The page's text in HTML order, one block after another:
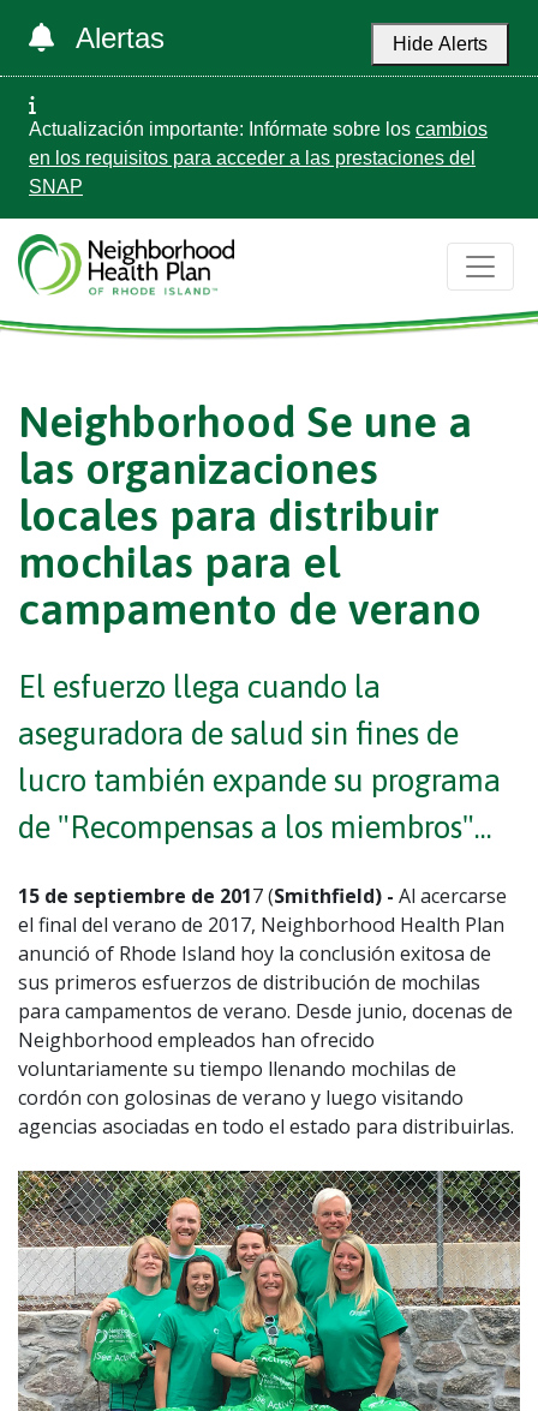
Alertas Hide Alerts
Actualización importante: Infórmate sobre los cambios
en los requisitos para acceder a las prestaciones del
SNAP
Neighborhood Se une a
las organizaciones
locales para distribuir
mochilas para el
campamento de verano
El esfuerzo llega cuando la
aseguradora de salud sin fines de
lucro también expande su programa
de "Recompensas a los miembros"...
15 de septiembre de 2017 (Smithfield) - Al acercarse
el final del verano de 2017, Neighborhood Health Plan
anunció of Rhode Island hoy la conclusión exitosa de
sus primeros esfuerzos de distribución de mochilas
para campamentos de verano. Desde junio, docenas de
Neighborhood empleados han ofrecido
voluntariamente su tiempo llenando mochilas de
cordón con golosinas de verano y luego visitando
agencias asociadas en todo el estado para distribuirlas.